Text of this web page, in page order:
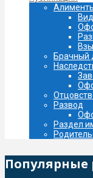
Брачный
Развод
Раздел
Популярные